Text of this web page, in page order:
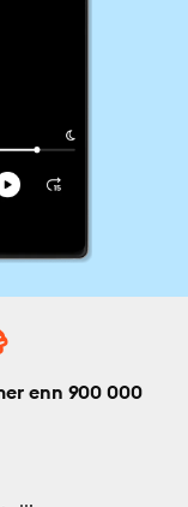
enn 900 000